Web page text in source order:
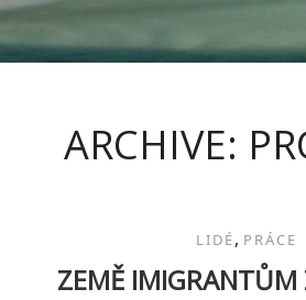
ARCHIVE:
LIDÉ, PRÁCE
ZEMĚ IMIGRANTŮM